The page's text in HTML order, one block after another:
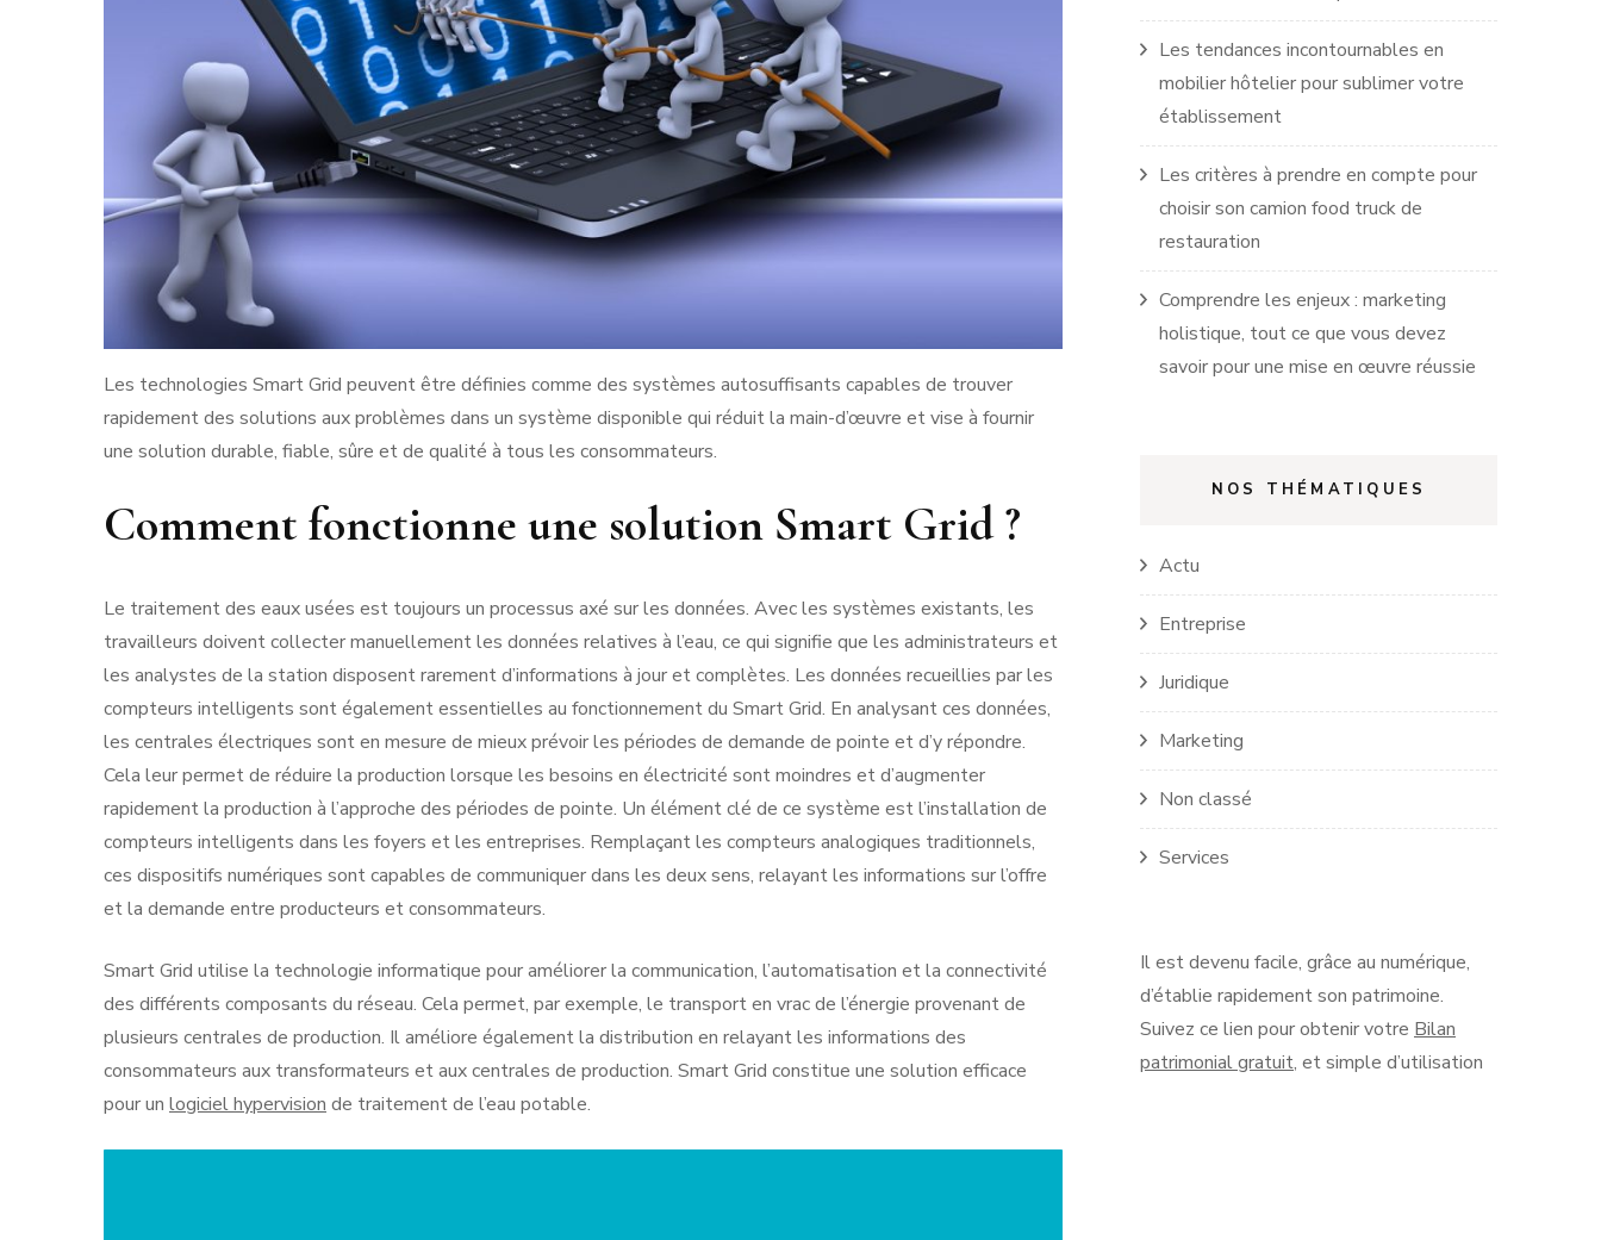
Les technologies Smart Grid peuvent être définies comme des systèmes autosuffisants capables de trouver
rapidement des solutions aux problèmes dans un système disponible qui réduit la main-d’œuvre et vise à fournir
une solution durable, fiable, sûre et de qualité à tous les consommateurs.
Comment fonctionne une solution Smart Grid ?
Le traitement des eaux usées est toujours un processus axé sur les données. Avec les systèmes existants, les
travailleurs doivent collecter manuellement les données relatives à l’eau, ce qui signifie que les administrateurs et
les analystes de la station disposent rarement d’informations à jour et complètes. Les données recueillies par les
compteurs intelligents sont également essentielles au fonctionnement du Smart Grid. En analysant ces données,
les centrales électriques sont en mesure de mieux prévoir les périodes de demande de pointe et d’y répondre.
Cela leur permet de réduire la production lorsque les besoins en électricité sont moindres et d’augmenter
rapidement la production à l’approche des périodes de pointe. Un élément clé de ce système est l’installation de
compteurs intelligents dans les foyers et les entreprises. Remplaçant les compteurs analogiques traditionnels,
ces dispositifs numériques sont capables de communiquer dans les deux sens, relayant les informations sur l’offre
et la demande entre producteurs et consommateurs.
Smart Grid utilise la technologie informatique pour améliorer la communication, l’automatisation et la connectivité
des différents composants du réseau. Cela permet, par exemple, le transport en vrac de l’énergie provenant de
plusieurs centrales de production. Il améliore également la distribution en relayant les informations des
consommateurs aux transformateurs et aux centrales de production. Smart Grid constitue une solution efficace
pour un logiciel hypervisionde traitement de l’eau potable.
Les tendances incontournables en
mobilier hôtelier pour sublimer votre
établissement
Les critères à prendre en compte pour
choisir son camion food truck de
restauration
Comprendre les enjeux : marketing
holistique, tout ce que vous devez
savoir pour une mise en œuvre réussie
NOS THÉMATIQUES
Actu
Entreprise
Juridique
Marketing
Non classé
Services
Il est devenu facile, grâce au numérique,
d’établie rapidement son patrimoine.
Suivez ce lien pour obtenir votre Bilan
patrimonial gratuit, et simple d’utilisation